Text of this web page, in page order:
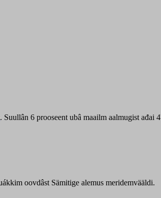
. Suullân 6 prooseent ubâ maailm aalmugist
oovdâst Sämitige alemus meridemvääldi.